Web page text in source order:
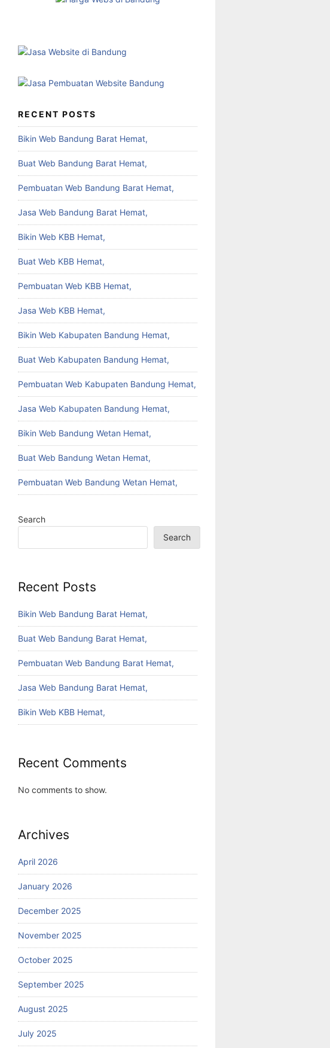
RECENT POSTS
Bikin Web Bandung Barat Hemat,
Buat Web Bandung Barat Hemat,
Pembuatan Web Bandung Barat Hemat,
Jasa Web Bandung Barat Hemat,
Bikin Web KBB Hemat,
Buat Web KBB Hemat,
Pembuatan Web KBB Hemat,
Jasa Web KBB Hemat,
Bikin Web Kabupaten Bandung Hemat,
Buat Web Kabupaten Bandung Hemat,
Pembuatan Web Kabupaten Bandung Hemat,
Jasa Web Kabupaten Bandung Hemat,
Bikin Web Bandung Wetan Hemat,
Buat Web Bandung Wetan Hemat,
Pembuatan Web Bandung Wetan Hemat,
Search
Search
Recent Posts
Bikin Web Bandung Barat Hemat,
Buat Web Bandung Barat Hemat,
Pembuatan Web Bandung Barat Hemat,
Jasa Web Bandung Barat Hemat,
Bikin Web KBB Hemat,
Recent Comments
No comments to show.
Archives
April 2026
January 2026
December 2025
November 2025
October 2025
September 2025
August 2025
July 2025